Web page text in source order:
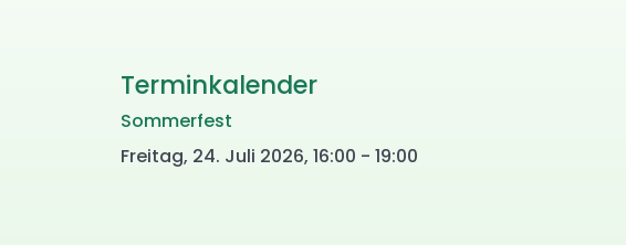
Terminkalender
Sommerfest
Freitag, 24. Juli 2026, 16:00 - 19:00